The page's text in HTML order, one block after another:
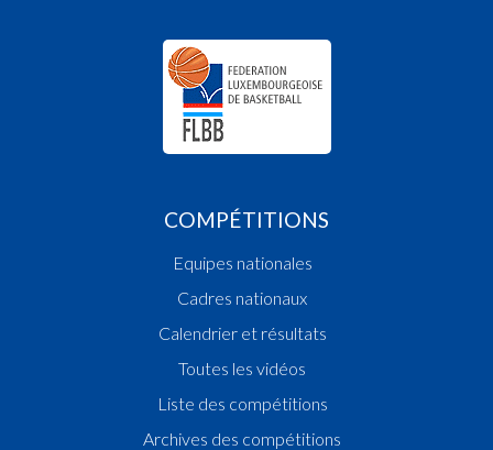
COMPÉTITIONS
Equipes nationales
Cadres nationaux
Calendrier et résultats
Toutes les vidéos
Liste des compétitions
Archives des compétitions